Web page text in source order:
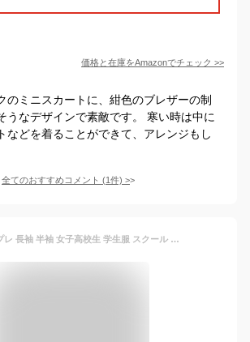
価格と在庫をAmazonでチェック >>
のミニスカートに、紺色のブレザーの制
うなデザインで素敵です。 寒い時は中に
などを着ることができて、アレンジもし
全てのおすすめコメント (1件) >
jk制服 コスプレ 長袖 半袖 女子高校生 学生服 スクール 学園祭 文化祭 卒業式 冬 4点セット ブレザー 紺色 ブラウス 刺繍 リボン スカートチェック プリーツ(格子縞×長袖+黒ブレザー, L)